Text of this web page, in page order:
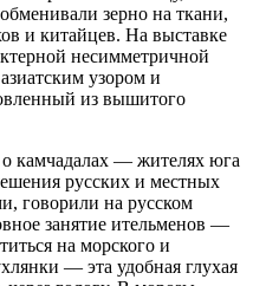
зерно на ткани,
и китайцев. На выставке
несимметричной
узором и
из вышитого
о камчадалах — жителях юга
русских и местных
говорили на русском
занятие ительменов —
на морского и
— эта удобная глухая